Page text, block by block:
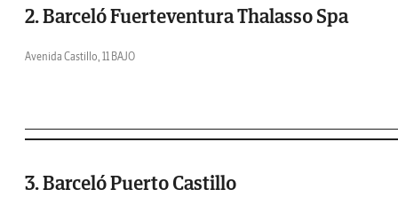
2. Barceló Fuerteventura Thalasso Spa
Avenida Castillo, 11 BAJO
3. Barceló Puerto Castillo